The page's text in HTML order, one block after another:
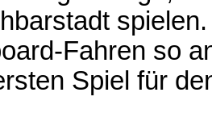
Fahren so
Spiel für